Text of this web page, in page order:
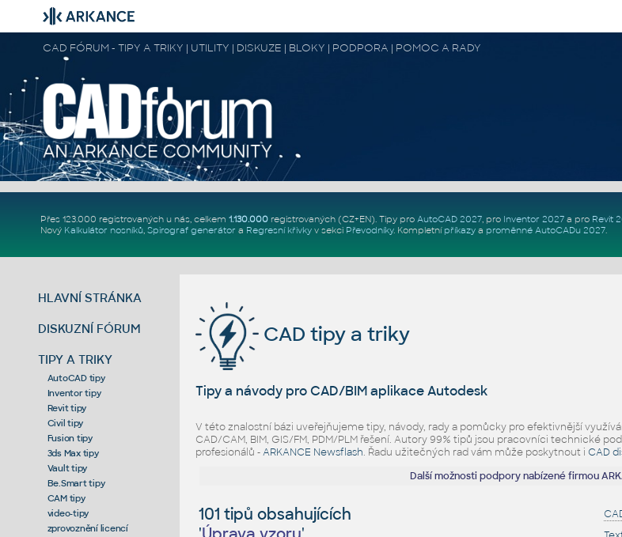
CAD FÓRUM - TIPY A TRIKY | UTILITY | DISKUZE | BLOKY | PODPORA | POMOC A RADY
Přes 123.000 registrovaných u nás, celkem 1.130.000registrovaných (CZ+EN). Tipy pro AutoCAD 2027, pro Inventor 2027a pro Revit
Nový Kalkulátor nosníků, Spirograf generátor a Regresní křivkyv sekci Převodníky. Kompletní příkazya proměnné AutoCADu 2027.
HLAVNÍ STRÁNKA
DISKUZNÍ FÓRUM
TIPY A TRIKY
AutoCAD tipy
Inventor tipy
Revit tipy
Civil tipy
Fusion tipy
3ds Max tipy
Vault tipy
Be.Smart tipy
CAM tipy
video-tipy
zprovoznění licencí
CAD tipy a triky
Tipy a návody pro CAD/BIM aplikace Autodesk
V této znalostní bázi uveřejňujeme tipy, návody, rady a pomůcky pro efektivnější
CAD/CAM, BIM, GIS/FM, PDM/PLM řešení. Autory 99% tipů jsou pracovníci technické
profesionálů -ARKANCE Newsflash. Řadu užitečných rad vám může poskytnout i CAD
Další možnosti podpory nabízené firmou
101 tipů obsahujících